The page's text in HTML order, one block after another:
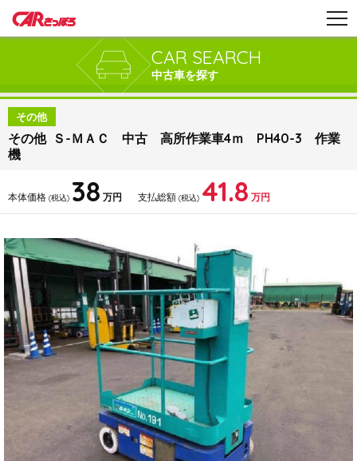
CAR SEARCH
中古車を探す
その他
その他 Ｓ-ＭＡＣ 中古 高所作業車4ｍ PH40-3 作業
機
本体価格 (税込) 38 万円 支払総額 (税込) 41.8 万円